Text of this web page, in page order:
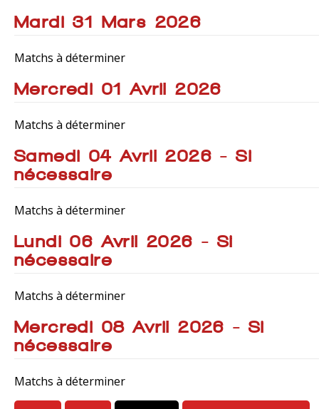
Mardi 31 Mars 2026
Matchs à déterminer
Mercredi 01 Avril 2026
Matchs à déterminer
Samedi 04 Avril 2026 - Si
nécessaire
Matchs à déterminer
Lundi 06 Avril 2026 - Si
nécessaire
Matchs à déterminer
Mercredi 08 Avril 2026 - Si
nécessaire
Matchs à déterminer